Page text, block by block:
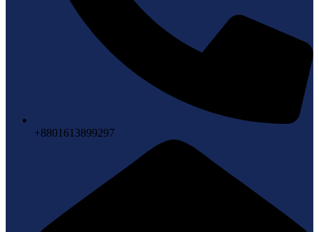
+8801613899297